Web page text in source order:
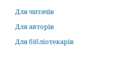
Для читачів
Для авторів
Для бібліотекарів